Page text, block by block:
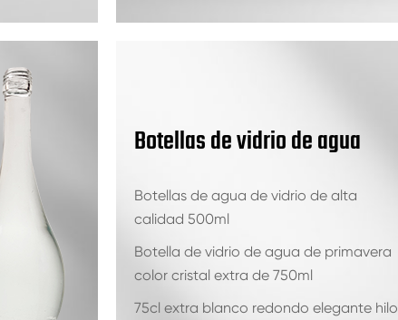
Botellas de vidrio de agua
Botellas de agua de vidrio de alta
calidad 500ml
Botella de vidrio de agua de primavera
color cristal extra de 750ml
75cl extra blanco redondo elegante hilo